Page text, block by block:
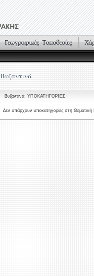
Βυζαντινά
Βυζαντινά: ΥΠΟΚΑΤΗΓΟΡΙΕΣ
Δεν υπάρχουν υποκατηγορίες στη Θεματική